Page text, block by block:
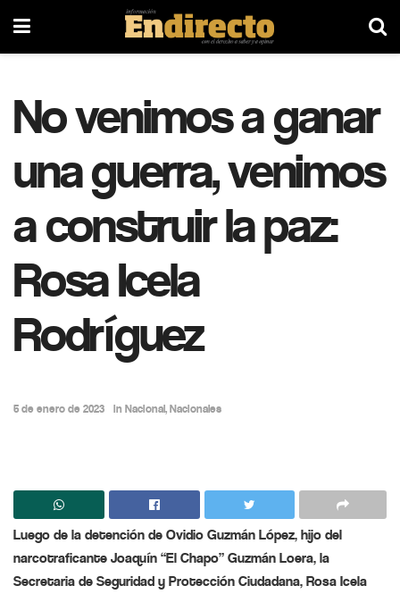
No venimos a ganar
una guerra, venimos
a construir la paz:
Rosa Icela
Rodríguez
5 de enero de 2023 in Nacional, Nacionales
Luego de la detención de Ovidio Guzmán López, hijo del
narcotraficante Joaquín “El Chapo” Guzmán Loera, la
Secretaria de Seguridad y Protección Ciudadana, Rosa Icela